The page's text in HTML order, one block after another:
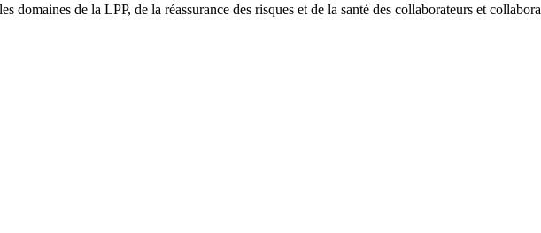
domaines de la LPP, de la réassurance des risques et de la santé des collaborateurs et